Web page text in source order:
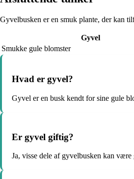
Gyvelbusken er en smuk plante, der kan
Gyvel
Smukke gule blomster
Hvad er gyvel?
Gyvel er en busk kendt for sine gule
Er gyvel giftig?
Ja, visse dele af gyvelbusken kan være